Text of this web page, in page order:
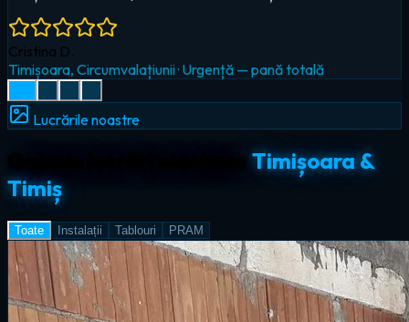
Radu I.
Giroc·Iluminat LED & smart home
Lucrările noastre
Timișoara &
Timiș
Toate Instalații Tablouri PRAM